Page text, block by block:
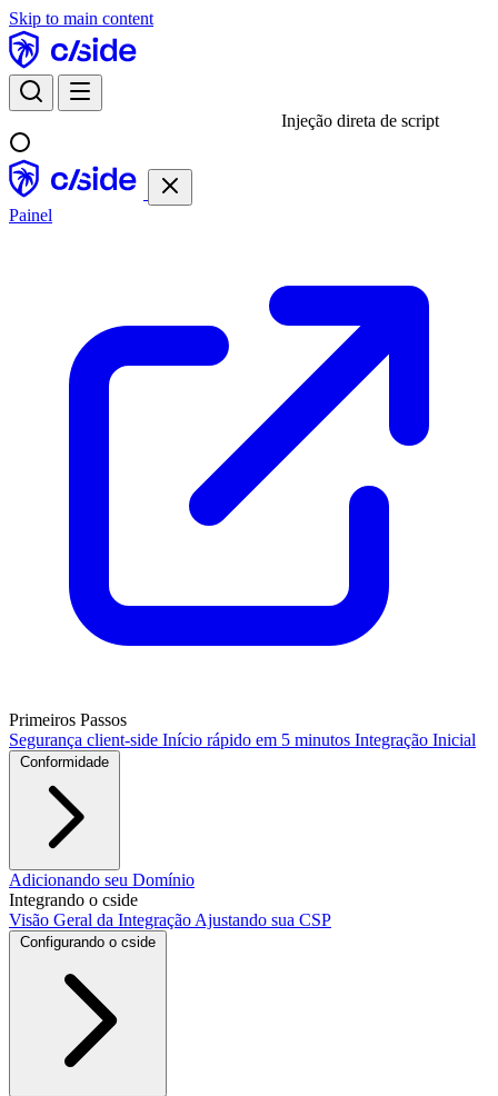
Skip to main content
Injeção direta de script
Painel
Primeiros Passos
Segurança client-side Início rápido em 5 minutos Integração Inicial
Conformidade
PCI DSS / PCI ShieldGDPR
Adicionando seu Domínio
Integrando o cside
Visão Geral da Integração Ajustando sua CSP
Configurando o cside